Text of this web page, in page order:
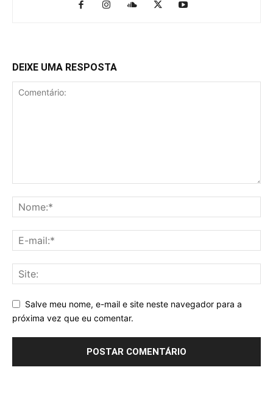
DEIXE UMA RESPOSTA
Salve meu nome, e-mail e site neste navegador para a
próxima vez que eu comentar.